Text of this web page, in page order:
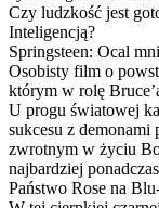
Czy ludzkość jest
Inteligencją?
Springsteen: Ocal
Osobisty film o
którym w rolę
U progu światowej
sukcesu z demonami
zwrotnym w życiu
najbardziej
Państwo Rose na